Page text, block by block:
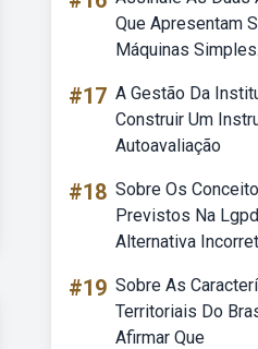
Que Apresentam
Máquinas Simples.
#17 A Gestão Da
Construir Um
Autoavaliação
#18 Sobre Os
Previstos Na
Alternativa
#19 Sobre As
Territoriais Do
Afirmar Que